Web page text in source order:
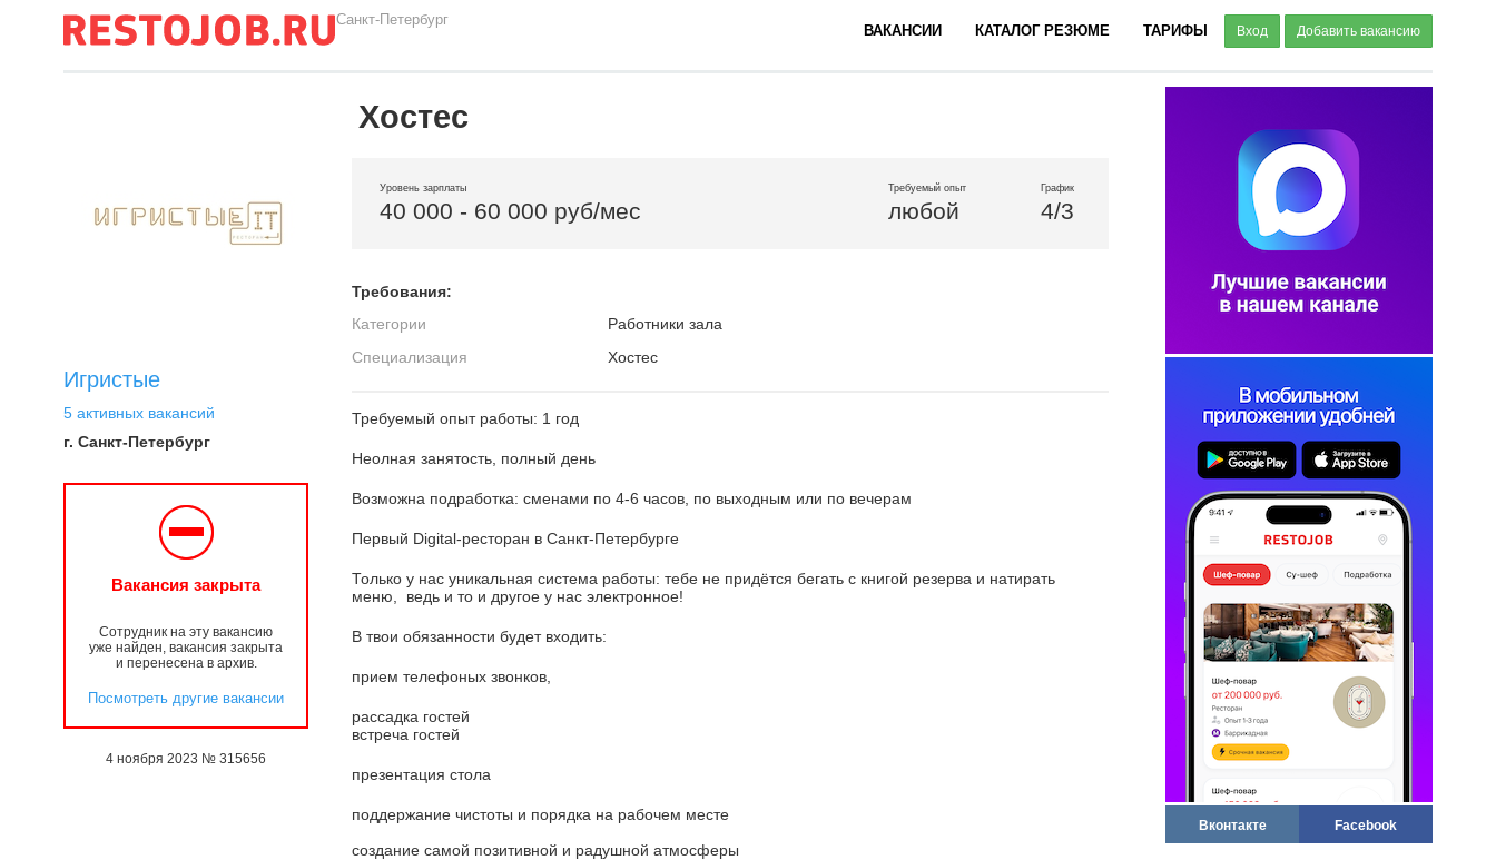
Санкт-Петербург
ВАКАНСИИ КАТАЛОГ РЕЗЮМЕ ТАРИФЫ Вход Добавить вакансию
Вконтакте Facebook
Игристые
5 активных вакансий
г. Санкт-Петербург
Вакансия закрыта
Сотрудник на эту вакансию
уже найден, вакансия закрыта
и перенесена в архив.
Посмотреть другие вакансии
4 ноября 2023 № 315656
Хостес
Уровень зарплаты
40 000 - 60 000 руб/мес
Требуемый опыт
любой
График
4/3
Требования:
Категории
Работники зала
Специализация
Хостес
Требуемый опыт работы: 1 год
Неолная занятость, полный день
Возможна подработка: сменами по 4-6 часов, по выходным или по вечерам
Первый Digital-ресторан в Санкт-Петербурге
Только у нас уникальная система работы: тебе не придётся бегать с книгой резерва и натирать
меню, ведь и то и другое у нас электронное!
В твои обязанности будет входить:
прием телефоных звонков,
рассадка гостей
встреча гостей
презентация стола
поддержание чистоты и порядка на рабочем месте
создание самой позитивной и радушной атмосферы